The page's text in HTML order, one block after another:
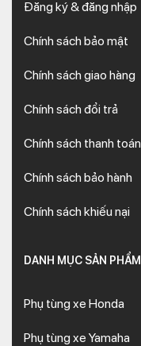
Đăng ký & đăng nhập
Chính sách bảo mật
Chính sách giao hàng
Chính sách đổi trả
Chính sách thanh toán
Chính sách bảo hành
Chính sách khiếu nại
DANH MỤC SẢN PHẨM
Phụ tùng xe Honda
Phụ tùng xe Yamaha